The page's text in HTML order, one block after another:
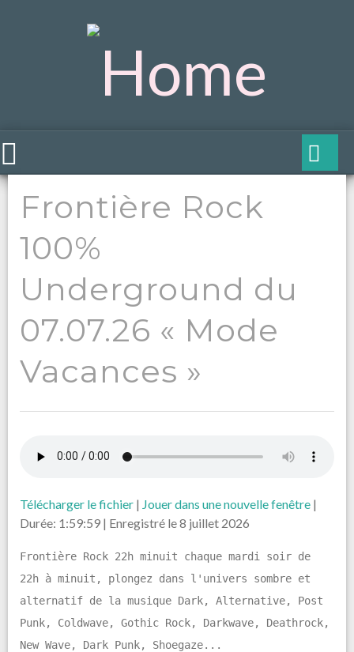
Frontière Rock
100%
Underground du
07.07.26 « Mode
Vacances »
Télécharger le fichier | Jouer dans une nouvelle fenêtre |
Durée: 1:59:59 | Enregistré le 8 juillet 2026
Frontière Rock 22h minuit chaque mardi soir de
22h à minuit, plongez dans l'univers sombre et
alternatif de la musique Dark, Alternative, Post
Punk, Coldwave, Gothic Rock, Darkwave, Deathrock,
New Wave, Dark Punk, Shoegaze...